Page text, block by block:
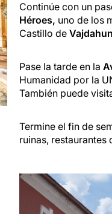
Continúe con un
Héroes, uno de los
Castillo de
Pase la tarde en la
Humanidad por la
También puede
Termine el fin de
ruinas,